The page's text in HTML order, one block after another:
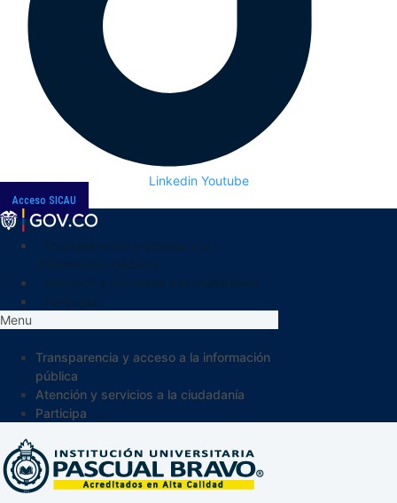
Linkedin Youtube
Acceso SICAU
Menu
Transparencia y acceso a la información
pública
Atención y servicios a la ciudadanía
Participa